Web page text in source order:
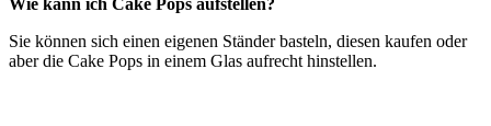
Sie können sich einen eigenen Ständer basteln, diesen kaufen oder
aber die Cake Pops in einem Glas aufrecht hinstellen.